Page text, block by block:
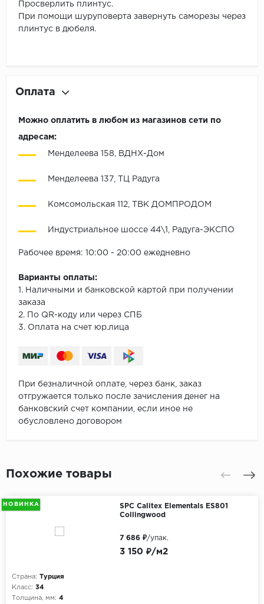
Просверлить плинтус.
При помощи шуруповерта завернуть саморезы через
плинтус в дюбеля.
Оплата
Можно оплатить в любом из магазинов сети по
адресам:
Менделеева 158, ВДНХ-Дом
Менделеева 137, ТЦ Радуга
Комсомольская 112, ТВК ДОМПРОДОМ
Индустриальное шоссе 44\1, Радуга-ЭКСПО
Рабочее время: 10:00 - 20:00 ежедневно
Варианты оплаты:
1. Наличными и банковской картой при получении
заказа
2. По QR-коду или через СПБ
3. Оплата на счет юр.лица
При безналичной оплате, через банк, заказ
отгружается только после зачисления денег на
банковский счет компании, если иное не
обусловлено договором
Похожие товары
НОВИНКА
SPC Calitex Elementals ES801
Collingwood
Страна: Турция
Класс: 34
Толщина, мм: 4
3 150 ₽/м2
7 686 ₽/упак.